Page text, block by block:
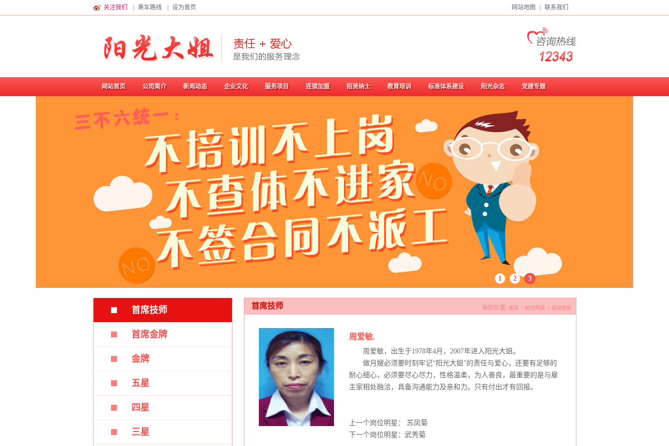
关注我们 乘车路线 设为首页 网站地图 联系我们
网站首页 公司简介 新闻动态 企业文化 服务项目 连锁加盟 招贤纳士 教育培训 标准体系建设 阳光杂志 党建专题
1 2 3
首席技师
首席金牌
金牌
五星
四星
三星
当前位置: 首页 > 岗位明星 > 首席技师
首席技师
周爱敏.
周爱敏，出生于1978年4月，2007年进入阳光大姐。
做月嫂必须要时刻牢记“阳光大姐”的责任与爱心，还要有足够的
耐心细心，必须要尽心尽力，性格温柔，为人善良，最重要的是与雇
主家相处融洽，具备沟通能力及亲和力。只有付出才有回报。
上一个岗位明星： 苏凤菊
下一个岗位明星：武秀菊.